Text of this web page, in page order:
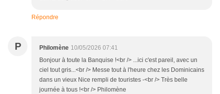
Répondre
P Philomène 10/05/2026 07:41
Bonjour à toute la Banquise !<br /> ...ici c'est pareil, avec un
ciel tout gris...<br /> Messe tout à l'heure chez les Dominicains
dans un vieux Nice rempli de touristes -<br /> Très belle
journée à tous !<br /> Philomène